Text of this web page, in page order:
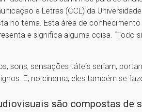
e Letras (CCL) da
no tema. Esta área de
e significa alguma coisa. “Todo
sons, sensações táteis seriam,
E, no cinema, eles também se
são compostas de